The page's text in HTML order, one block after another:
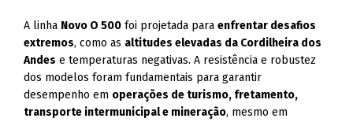
A linha Novo O 500 foi projetada paraenfrentar desafios
extremos, como as altitudes elevadas da Cordilheira dos
Andes e temperaturas negativas. A resistência e robustez
dos modelos foram fundamentais para garantir
desempenho em operações de turismo, fretamento,
transporte intermunicipal e mineração, mesmo em